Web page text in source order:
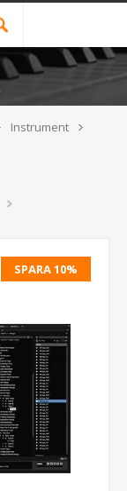
Instrument
SPARA 10%